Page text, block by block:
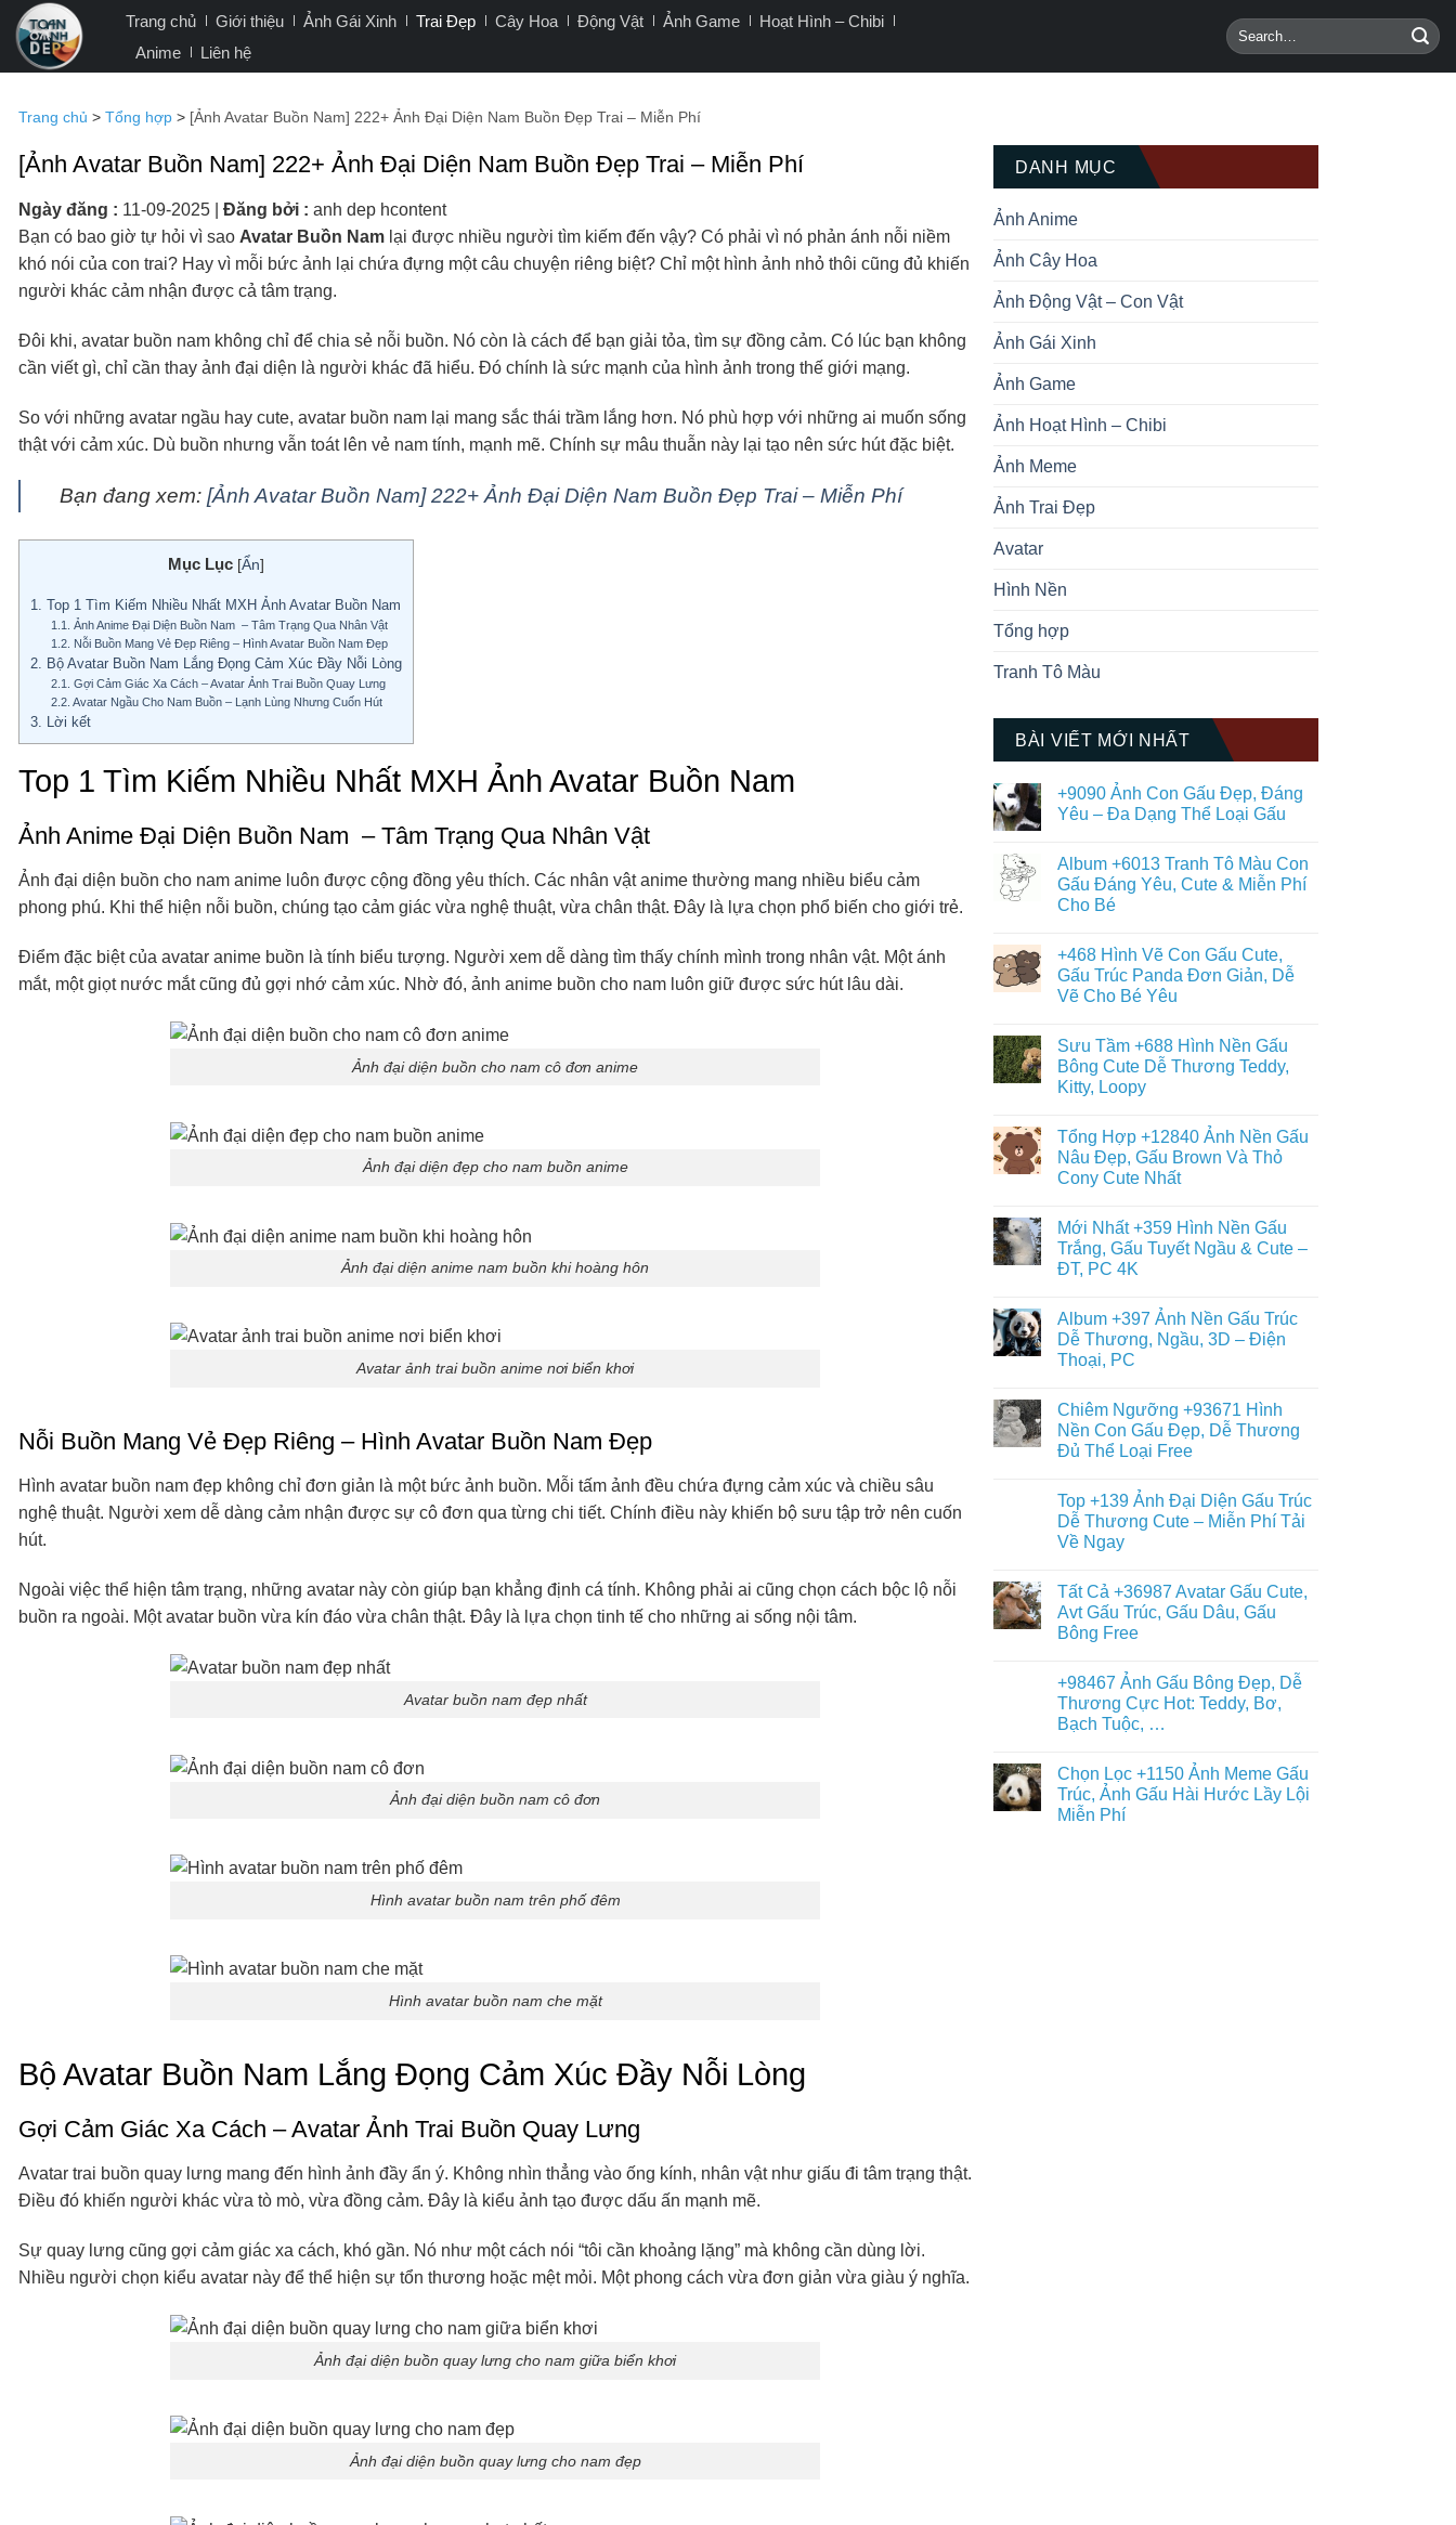
qua
Trang chủ Giới thiệu Ảnh Gái Xinh Trai Đẹp Cây Hoa Động Vật Ảnh Game
Hoạt Hình – Chibi
Anime
Liên hệ
Trang chủ > Tổng hợp > [Ảnh Avatar Buồn Nam] 222+ Ảnh Đại Diện Nam Buồn Đẹp Trai – Miễn Phí
[Ảnh Avatar Buồn Nam] 222+ Ảnh Đại Diện Nam Buồn Đẹp Trai – Miễn Phí
Ngày đăng : 11-09-2025 Đăng bởi : anh dep hcontent
Bạn có bao giờ tự hỏi vì sao Avatar Buồn Nam lại được nhiều người tìm kiếm đến vậy? Có phải vì nó phản ánh nỗi niềm
khó nói của con trai? Hay vì mỗi bức ảnh lại chứa đựng một câu chuyện riêng biệt? Chỉ một hình ảnh nhỏ thôi cũng đủ khiến
người khác cảm nhận được cả tâm trạng.
Đôi khi, avatar buồn nam không chỉ để chia sẻ nỗi buồn. Nó còn là cách để bạn giải tỏa, tìm sự đồng cảm. Có lúc bạn không
cần viết gì, chỉ cần thay ảnh đại diện là người khác đã hiểu. Đó chính là sức mạnh của hình ảnh trong thế giới mạng.
So với những avatar ngầu hay cute, avatar buồn nam lại mang sắc thái trầm lắng hơn. Nó phù hợp với những ai muốn sống
thật với cảm xúc. Dù buồn nhưng vẫn toát lên vẻ nam tính, mạnh mẽ. Chính sự mâu thuẫn này lại tạo nên sức hút đặc biệt.
Bạn đang xem: [Ảnh Avatar Buồn Nam] 222+ Ảnh Đại Diện Nam Buồn Đẹp Trai – Miễn Phí
Mục Lục [Ẩn]
1. Top 1 Tìm Kiếm Nhiều Nhất MXH Ảnh Avatar Buồn Nam
1.1.
Ảnh Anime Đại Diện Buồn Nam – Tâm Trạng Qua Nhân Vật
1.2. Nỗi Buồn Mang Vẻ Đẹp Riêng – Hình Avatar Buồn Nam Đẹp
2. Bộ Avatar Buồn Nam Lắng Đọng Cảm Xúc Đầy Nỗi Lòng
2.1.
Gợi Cảm Giác Xa Cách – Avatar Ảnh Trai Buồn Quay Lưng
2.2. Avatar Ngầu Cho Nam Buồn – Lạnh Lùng Nhưng Cuốn Hút
3. Lời kết
Top 1 Tìm Kiếm Nhiều Nhất MXH Ảnh Avatar Buồn Nam
Ảnh Anime Đại Diện Buồn Nam – Tâm Trạng Qua Nhân Vật
Ảnh đại diện buồn cho nam anime luôn được cộng đồng yêu thích. Các nhân vật anime thường mang nhiều biểu cảm
phong phú. Khi thể hiện nỗi buồn, chúng tạo cảm giác vừa nghệ thuật, vừa chân thật. Đây là lựa chọn phổ biến cho giới trẻ.
Điểm đặc biệt của avatar anime buồn là tính biểu tượng. Người xem dễ dàng tìm thấy chính mình trong nhân vật. Một ánh
mắt, một giọt nước mắt cũng đủ gợi nhớ cảm xúc. Nhờ đó, ảnh anime buồn cho nam luôn giữ được sức hút lâu dài.
Ảnh đại diện buồn cho nam cô đơn anime
Ảnh đại diện đẹp cho nam buồn anime
Ảnh đại diện anime nam buồn khi hoàng hôn
Avatar ảnh trai buồn anime nơi biển khơi
Nỗi Buồn Mang Vẻ Đẹp Riêng – Hình Avatar Buồn Nam Đẹp
Hình avatar buồn nam đẹp không chỉ đơn giản là một bức ảnh buồn. Mỗi tấm ảnh đều chứa đựng cảm xúc và chiều sâu
nghệ thuật. Người xem dễ dàng cảm nhận được sự cô đơn qua từng chi tiết. Chính điều này khiến bộ sưu tập trở nên cuốn
hút.
Ngoài việc thể hiện tâm trạng, những avatar này còn giúp bạn khẳng định cá tính. Không phải ai cũng chọn cách bộc lộ nỗi
buồn ra ngoài. Một avatar buồn vừa kín đáo vừa chân thật. Đây là lựa chọn tinh tế cho những ai sống nội tâm.
Avatar buồn nam đẹp nhất
Ảnh đại diện buồn nam cô đơn
Hình avatar buồn nam trên phố đêm
Hình avatar buồn nam che mặt
Bộ Avatar Buồn Nam Lắng Đọng Cảm Xúc Đầy Nỗi Lòng
Gợi Cảm Giác Xa Cách – Avatar Ảnh Trai Buồn Quay Lưng
Avatar trai buồn quay lưng mang đến hình ảnh đầy ẩn ý. Không nhìn thẳng vào ống kính, nhân vật như giấu đi tâm trạng thật.
Điều đó khiến người khác vừa tò mò, vừa đồng cảm. Đây là kiểu ảnh tạo được dấu ấn mạnh mẽ.
Sự quay lưng cũng gợi cảm giác xa cách, khó gần. Nó như một cách nói “tôi cần khoảng lặng” mà không cần dùng lời.
Nhiều người chọn kiểu avatar này để thể hiện sự tổn thương hoặc mệt mỏi. Một phong cách vừa đơn giản vừa giàu ý nghĩa.
Ảnh đại diện buồn quay lưng cho nam giữa biển khơi
Ảnh đại diện buồn quay lưng cho nam đẹp
DANH MỤC
Ảnh Anime
Ảnh Cây Hoa
Ảnh Động Vật – Con Vật
Ảnh Gái Xinh
Ảnh Game
Ảnh Hoạt Hình – Chibi
Ảnh Meme
Ảnh Trai Đẹp
Avatar
Hình Nền
Tổng hợp
Tranh Tô Màu
BÀI VIẾT MỚI NHẤT
+9090 Ảnh Con Gấu Đẹp, Đáng
Yêu – Đa Dạng Thể Loại Gấu
bình
luận
ở
+9090
Gấu
Đẹp,
Đáng
Yêu
–
Thể
Loại
Gấu
Album +6013 Tranh Tô Màu Con
Gấu Đáng Yêu, Cute & Miễn Phí
Cho Bé
bình
luận
ở
Album
Tô
Màu
Con
Gấu
Đáng
Miễn
Phí
Cho
+468 Hình Vẽ Con Gấu Cute,
Gấu Trúc Panda Đơn Giản, Dễ
Vẽ Cho Bé Yêu
bình
luận
ở
+468
Con
Gấu
Cute,
Gấu
Trúc
Giản,
Dễ
Vẽ
Cho
Sưu Tầm +688 Hình Nền Gấu
Bông Cute Dễ Thương Teddy,
Kitty, Loopy
bình
luận
ở
Sưu
Hình
Nền
Gấu
Bông
Cute
Teddy,
Kitty,
Loopy
Tổng Hợp +12840 Ảnh Nền Gấu
Nâu Đẹp, Gấu Brown Và Thỏ
Cony Cute Nhất
bình
luận
ở
Tổng
Ảnh
Nền
Gấu
Nâu
Đẹp,
Và
Thỏ
Cony
Cute
Mới Nhất +359 Hình Nền Gấu
Trắng, Gấu Tuyết Ngầu & Cute –
ĐT, PC 4K
bình
luận
ở
Mới
Hình
Nền
Gấu
Trắng,
Gấu
Cute
–
ĐT,
Album +397 Ảnh Nền Gấu Trúc
Dễ Thương, Ngầu, 3D – Điện
Thoại, PC
bình
luận
ở
Album
Nền
Gấu
Trúc
Dễ
Thương,
Điện
Thoại,
PC
Chiêm Ngưỡng +93671 Hình
Nền Con Gấu Đẹp, Dễ Thương
Đủ Thể Loại Free
bình
luận
ở
Chiêm
Hình
Nền
Con
Gấu
Đẹp,
Đủ
Thể
Loại
Free
Top +139 Ảnh Đại Diện Gấu Trúc
Dễ Thương Cute – Miễn Phí Tải
Về Ngay
bình
luận
ở
Top
Đại
Diện
Gấu
Trúc
Dễ
–
Miễn
Phí
Tải
Tất Cả +36987 Avatar Gấu Cute,
Avt Gấu Trúc, Gấu Dâu, Gấu
Bông Free
bình
luận
ở
Tất
Avatar
Gấu
Cute,
Avt
Gấu
+98467 Ảnh Gấu Bông Đẹp, Dễ
Thương Cực Hot: Teddy, Bơ,
Bạch Tuộc, …
bình
luận
ở
+98467
Chọn Lọc +1150 Ảnh Meme Gấu
Trúc, Ảnh Gấu Hài Hước Lầy Lội
Miễn Phí